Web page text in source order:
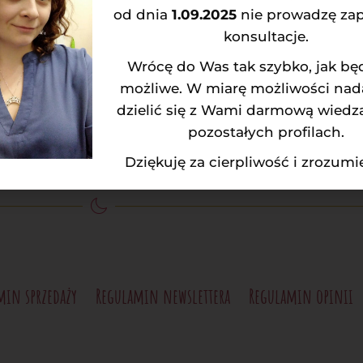
rzeczy są na
się coś wielkiego! Tworzymy i wkrótce uruchomimy
sprzedaży Regulamin newslettera Regulamin opinii
od dnia 1.09.2025 nie prowadzę
konsultacje.
Wrócę do Was tak szybko, jak
możliwe. W miarę możliwości
dzielić się z Wami darmową
pozostałych profilach.
Dziękuję za cierpliwość i